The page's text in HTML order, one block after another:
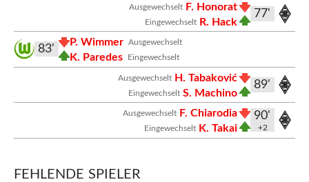
77'
Ausgewechselt F. Honorat
Eingewechselt R. Hack
Ausgewechselt
P. Wimmer
Eingewechselt
K. Paredes
83'
89'
Ausgewechselt H. Tabaković
Eingewechselt S. Machino
90'
+2
Ausgewechselt F. Chiarodia
Eingewechselt K. Takai
FEHLENDE SPIELER